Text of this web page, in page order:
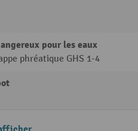
pour les eaux
phréatique GHS 1-4